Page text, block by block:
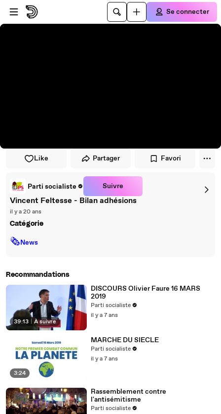
Passer au player
Passer au contenu principal
Se connecter
Like Partager Favori
Parti socialiste Suivre
Vincent Feltesse - Bilan adhésions
il y a 20 ans
Catégorie
🗞News
Recommandations
39:13 À suivre
DISCOURS Olivier Faure 16 MARS
2019
Parti socialiste
il y a 7 ans
3:24
MARCHE DU SIECLE
Parti socialiste
il y a 7 ans
Rassemblement contre
l'antisémitisme
Parti socialiste